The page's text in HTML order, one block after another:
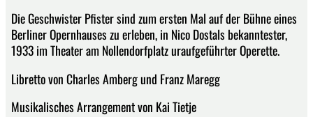
Die Geschwister Pfister sind zum ersten Mal auf der Bühne eines
Berliner Opernhauses zu erleben, in Nico Dostals bekanntester,
1933 im Theater am Nollendorfplatz uraufgeführter Operette.
Libretto von Charles Amberg und Franz Maregg
Musikalisches Arrangement von Kai Tietje